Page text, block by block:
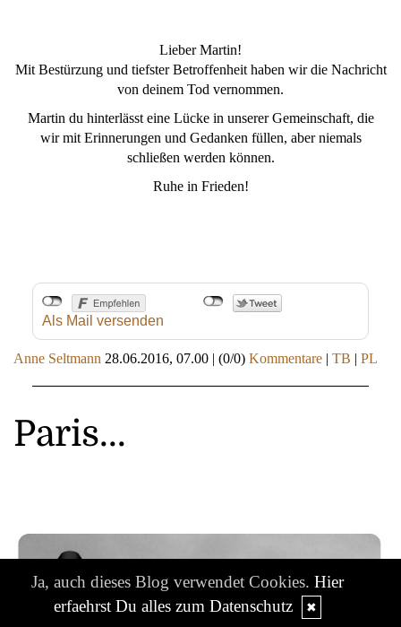
Lieber Martin!
Mit Bestürzung und tiefster Betroffenheit haben wir die Nachricht
von deinem Tod vernommen.
Martin du hinterlässt eine Lücke in unserer Gemeinschaft, die
wir mit Erinnerungen und Gedanken füllen, aber niemals
schließen werden können.
Ruhe in Frieden!
Als Mail versenden
Anne Seltmann 28.06.2016, 07.00 | (0/0) Kommentare | TB | PL
Paris...
Ja, auch dieses Blog verwendet Cookies. Hier
erfaehrst Du alles zum Datenschutz
✖